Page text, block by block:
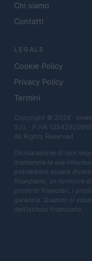
Chi siamo
Contatti
LEGALE
Cookie Policy
Privacy Policy
Termini
Copyright © 2026 ·
S.r.l. · P.IVA
All Rights Reserved
Dichiarazione di non
mantenere le sue
potrebbero essere
finanziario, un fornitore
prodotti finanziari, i
garanzia. Quando si
dell'istituto finanziario.